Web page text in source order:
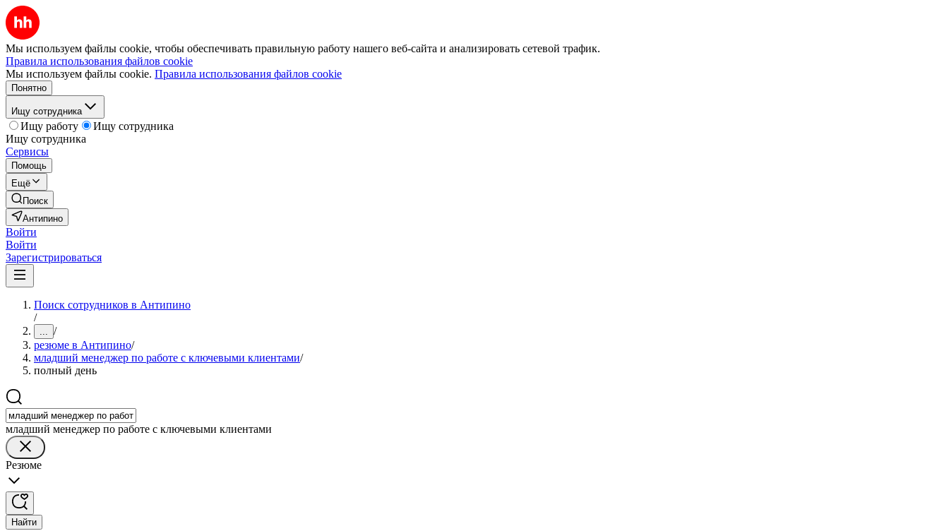
Мы используем файлы cookie, чтобы обеспечивать правильную работу нашего веб-сайта и анализировать сетевой трафик.
Правила использования файлов cookie
Мы используем файлы cookie. Правила использования файлов cookie
Понятно
Ищу сотрудника
Ищу работу
Ищу сотрудника
Ищу сотрудника
Сервисы
Помощь
Ещё
Поиск
Антипино
Войти
Войти
Зарегистрироваться
Поиск сотрудников в Антипино
/
... /
резюме в Антипино/
младший менеджер по работе с ключевыми клиентами/
полный день
младший менеджер по работе с ключевыми клиентами
Резюме
Найти